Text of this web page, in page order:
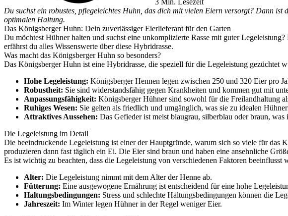
3 Min. Lesezeit
Du suchst ein robustes, pflegeleichtes Huhn, das dich mit vielen Eiern versorgt? Dann
optimalen Haltung.
Das Königsberger Huhn: Dein zuverlässiger Eierlieferant für den Garten
Du möchtest Hühner halten und suchst eine unkomplizierte Rasse mit guter
erfährst du alles Wissenswerte über diese Hybridrasse.
Was macht das Königsberger Huhn so besonders?
Das Königsberger Huhn ist eine Hybridrasse, die speziell für die Legeleistung gezüchtet
Hohe Legeleistung: Königsberger Hennen legen zwischen 250 und 320 Eier pro
Robustheit: Sie sind widerstandsfähig gegen Krankheiten und kommen gut mit
Anpassungsfähigkeit: Königsberger Hühner sind sowohl für die Freilandhaltung
Ruhiges Wesen: Sie gelten als friedlich und umgänglich, was sie zu idealen
Attraktives Aussehen: Das Gefieder ist meist blaugrau, silberblau oder braun,
Die Legeleistung im Detail
Die beeindruckende Legeleistung ist einer der Hauptgründe, warum sich so viele für
produzieren dann fast täglich ein Ei. Die Eier sind braun und haben eine ansehnliche
Es ist wichtig zu beachten, dass die Legeleistung von verschiedenen Faktoren beeinflusst
Alter: Die Legeleistung nimmt mit dem Alter der Henne ab.
Fütterung: Eine ausgewogene Ernährung ist entscheidend für eine hohe
Haltungsbedingungen: Stress und schlechte Haltungsbedingungen können die
Jahreszeit: Im Winter legen Hühner in der Regel weniger Eier.